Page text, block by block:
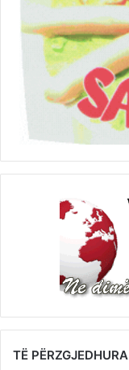
TË PËRZGJEDHURA